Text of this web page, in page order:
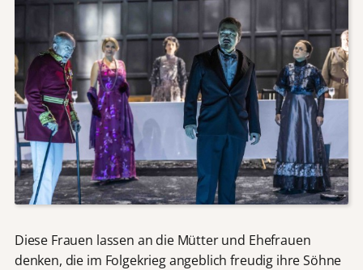
Diese Frauen lassen an die Mütter und Ehefrauen
denken, die im Folgekrieg angeblich freudig ihre Söhne